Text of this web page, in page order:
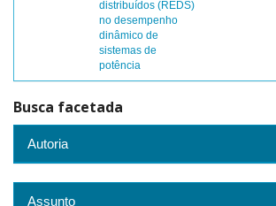
distribuídos (REDS)
no desempenho
dinâmico de
sistemas de
potência
Busca facetada
Autoria
Assunto